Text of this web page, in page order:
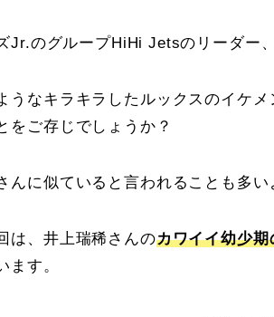
Jr.のグループHiHi Jetsのリーダー、
うなキラキラしたルックスのイケ
をご存じでしょうか？
んに似ていると言われることも多
は、井上瑞稀さんのカワイイ幼少期
ます。